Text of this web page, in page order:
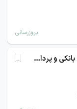
بروزرسانی
نماینده فروش در حوزه خدمات بانکی و پرداخت